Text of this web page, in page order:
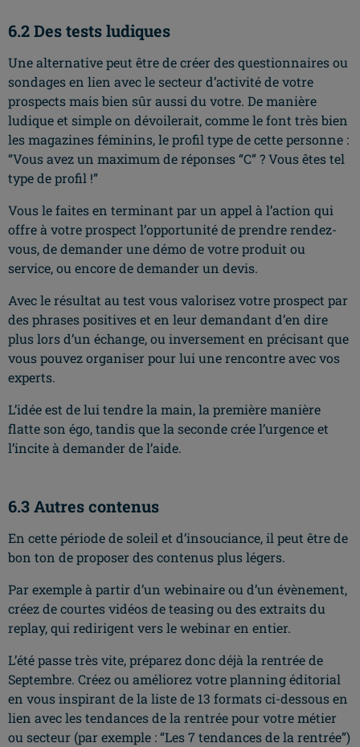
6.2 Des tests ludiques
Une alternative peut être de créer des questionnaires ou
sondages en lien avec le secteur d’activité de votre
prospects mais bien sûr aussi du votre. De manière
ludique et simple on dévoilerait, comme le font très bien
les magazines féminins, le profil type de cette personne :
“Vous avez un maximum de réponses “C” ? Vous êtes tel
type de profil !”
Vous le faites en terminant par un appel à l’action qui
offre à votre prospect l’opportunité de prendre rendez-
vous, de demander une démo de votre produit ou
service, ou encore de demander un devis.
Avec le résultat au test vous valorisez votre prospect par
des phrases positives et en leur demandant d’en dire
plus lors d’un échange, ou inversement en précisant que
vous pouvez organiser pour lui une rencontre avec vos
experts.
L’idée est de lui tendre la main, la première manière
flatte son égo, tandis que la seconde crée l’urgence et
l’incite à demander de l’aide.
6.3 Autres contenus
En cette période de soleil et d’insouciance, il peut être de
bon ton de proposer des contenus plus légers.
Par exemple à partir d’un webinaire ou d’un évènement,
créez de courtes vidéos de teasing ou des extraits du
replay, qui redirigent vers le webinar en entier.
L’été passe très vite, préparez donc déjà la rentrée de
Septembre. Créez ou améliorez votre planning éditorial
en vous inspirant de la liste de 13 formats ci-dessous en
lien avec les tendances de la rentrée pour votre métier
ou secteur (par exemple : “Les 7 tendances de la rentrée”)